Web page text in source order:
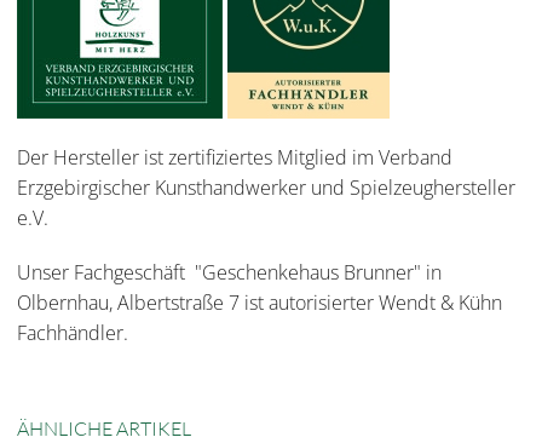
Der Hersteller ist zertifiziertes Mitglied im Verband
Erzgebirgischer Kunsthandwerker und Spielzeughersteller
e.V.
Unser Fachgeschäft "Geschenkehaus Brunner" in
Olbernhau, Albertstraße 7 ist autorisierter Wendt & Kühn
Fachhändler.
ÄHNLICHE ARTIKEL